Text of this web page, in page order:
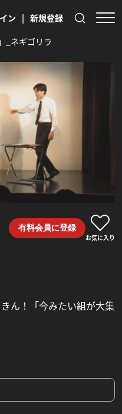
ン | 新規登録
_ネギゴリラ
有料会員に登録
お気に入り
ん！「今みたい組が大集